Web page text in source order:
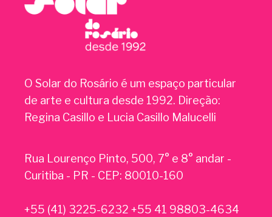
O Solar do Rosário é um espaço particular
de arte e cultura desde 1992. Direção:
Regina Casillo e Lucia Casillo Malucelli
Rua Lourenço Pinto, 500, 7° e 8° andar -
Curitiba - PR - CEP: 80010-160
+55 (41) 3225-6232 +55 41 98803-4634